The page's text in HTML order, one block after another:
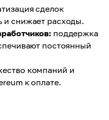
сделок
и снижает расходы.
поддержка
постоянный
компаний и
к оплате.